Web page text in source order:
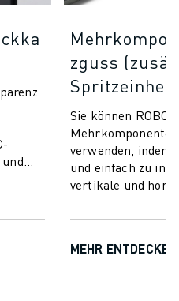
zguss
Sie können
verwenden, indem
und einfach zu
vertikale und
fortschrittliche
MEHR ENTDECKEN